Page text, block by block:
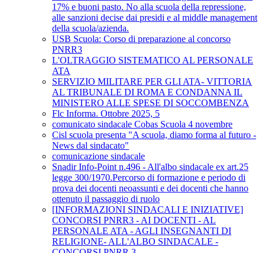
17% e buoni pasto. No alla scuola della repressione,
alle sanzioni decise dai presidi e al middle management
della scuola/azienda.
USB Scuola: Corso di preparazione al concorso
PNRR3
L'OLTRAGGIO SISTEMATICO AL PERSONALE
ATA
SERVIZIO MILITARE PER GLI ATA- VITTORIA
AL TRIBUNALE DI ROMA E CONDANNA IL
MINISTERO ALLE SPESE DI SOCCOMBENZA
Flc Informa. Ottobre 2025, 5
comunicato sindacale Cobas Scuola 4 novembre
Cisl scuola presenta "A scuola, diamo forma al futuro -
News dal sindacato"
comunicazione sindacale
Snadir Info-Point n.496 - All'albo sindacale ex art.25
legge 300/1970.Percorso di formazione e periodo di
prova dei docenti neoassunti e dei docenti che hanno
ottenuto il passaggio di ruolo
[INFORMAZIONI SINDACALI E INIZIATIVE]
CONCORSI PNRR3 - AI DOCENTI - AL
PERSONALE ATA - AGLI INSEGNANTI DI
RELIGIONE- ALL'ALBO SINDACALE -